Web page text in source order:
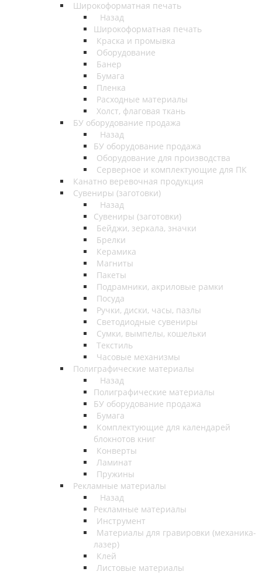
Широкоформатная печать
Назад
Широкоформатная печать
Краска и промывка
Оборудование
Банер
Бумага
Пленка
Расходные материалы
Холст, флаговая ткань
БУ оборудование продажа
Назад
БУ оборудование продажа
Оборудование для производства
Серверное и комплектующие для ПК
Канатно веревочная продукция
Сувениры (заготовки)
Назад
Сувениры (заготовки)
Бейджи, зеркала, значки
Брелки
Керамика
Магниты
Пакеты
Подрамники, акриловые рамки
Посуда
Ручки, диски, часы, пазлы
Светодиодные сувениры
Сумки, вымпелы, кошельки
Текстиль
Часовые механизмы
Полиграфические материалы
Назад
Полиграфические материалы
БУ оборудование продажа
Бумага
Комплектующие для календарей
блокнотов книг
Конверты
Ламинат
Пружины
Рекламные материалы
Назад
Рекламные материалы
Инструмент
Материалы для гравировки (механика-
лазер)
Клей
Листовые материалы